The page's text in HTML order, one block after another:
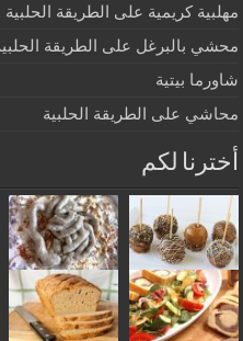
مهلبية كريمية على الطريقة الحلبية
محشي بالبرغل على الطريقة
شاورما بيتية
محاشي على الطريقة الحلبية
أخترنا لكم